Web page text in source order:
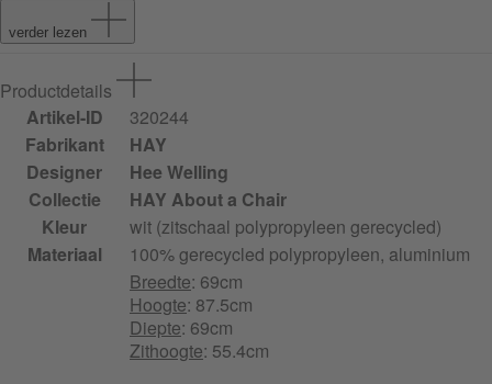
verder lezen
Productdetails
Artikel-ID
320244
Fabrikant
HAY
Designer
Hee Welling
Collectie
HAY About a Chair
Kleur
wit (zitschaal polypropyleen gerecycled)
Materiaal
100% gerecycled polypropyleen, aluminium
Breedte: 69cm
Hoogte: 87.5cm
Diepte: 69cm
Zithoogte: 55.4cm